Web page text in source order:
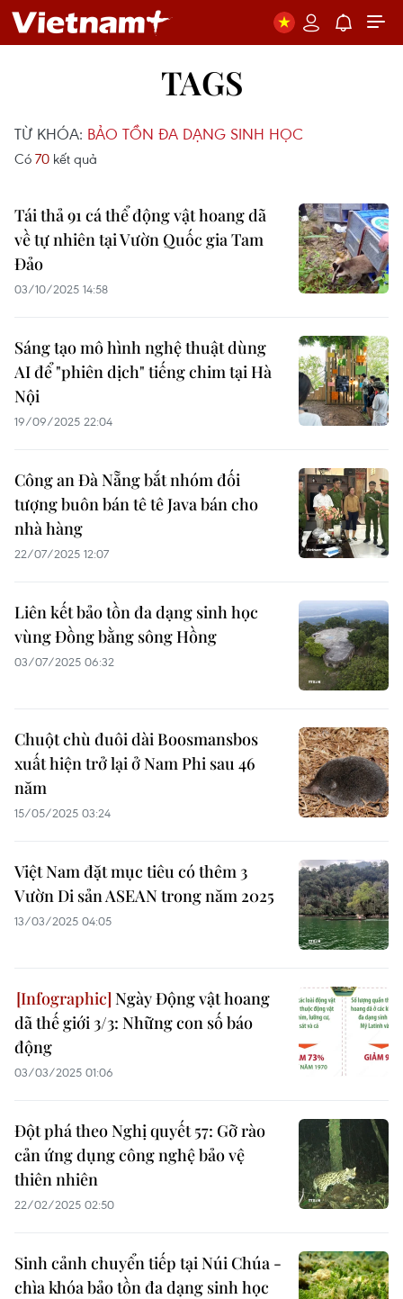
TAGS
TỪ KHÓA: BẢO TỒN ĐA DẠNG SINH HỌC
Có 70 kết quả
Tái thả 91 cá thể động vật hoang dã
về tự nhiên tại Vườn Quốc gia Tam
Đảo
03/10/2025 14:58
Sáng tạo mô hình nghệ thuật dùng
AI để "phiên dịch" tiếng chim tại Hà
Nội
19/09/2025 22:04
Công an Đà Nẵng bắt nhóm đối
tượng buôn bán tê tê Java bán cho
nhà hàng
22/07/2025 12:07
Liên kết bảo tồn đa dạng sinh học
vùng Đồng bằng sông Hồng
03/07/2025 06:32
Chuột chù đuôi dài Boosmansbos
xuất hiện trở lại ở Nam Phi sau 46
năm
15/05/2025 03:24
Việt Nam đặt mục tiêu có thêm 3
Vườn Di sản ASEAN trong năm 2025
13/03/2025 04:05
Ngày Động vật hoang
dã thế giới 3/3: Những con số báo
động
03/03/2025 01:06
Đột phá theo Nghị quyết 57: Gỡ rào
cản ứng dụng công nghệ bảo vệ
thiên nhiên
22/02/2025 02:50
Sinh cảnh chuyển tiếp tại Núi Chúa -
chìa khóa bảo tồn đa dạng sinh học